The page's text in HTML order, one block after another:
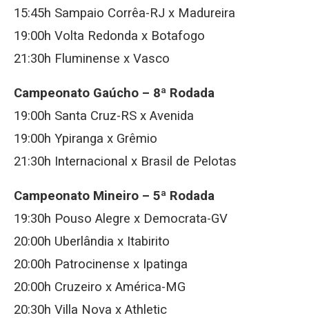
15:45h Sampaio Corrêa-RJ x Madureira
19:00h Volta Redonda x Botafogo
21:30h Fluminense x Vasco
Campeonato Gaúcho – 8ª Rodada
19:00h Santa Cruz-RS x Avenida
19:00h Ypiranga x Grêmio
21:30h Internacional x Brasil de Pelotas
Campeonato Mineiro – 5ª Rodada
19:30h Pouso Alegre x Democrata-GV
20:00h Uberlândia x Itabirito
20:00h Patrocinense x Ipatinga
20:00h Cruzeiro x América-MG
20:30h Villa Nova x Athletic